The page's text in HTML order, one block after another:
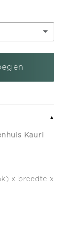
▼
Kauri
x breedte x